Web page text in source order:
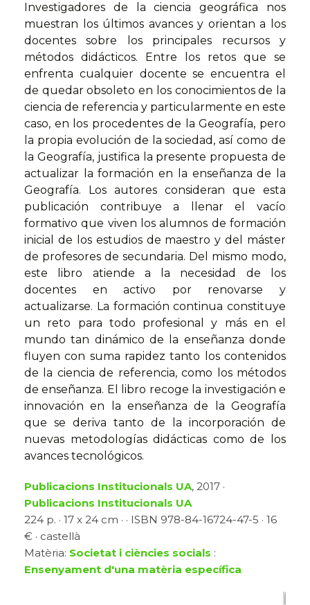
Investigadores de la ciencia geográfica nos
muestran los últimos avances y orientan a los
docentes sobre los principales recursos y
métodos didácticos. Entre los retos que se
enfrenta cualquier docente se encuentra el
de quedar obsoleto en los conocimientos de la
ciencia de referencia y particularmente en este
caso, en los procedentes de la Geografía, pero
la propia evolución de la sociedad, así como de
la Geografía, justifica la presente propuesta de
actualizar la formación en la enseñanza de la
Geografía. Los autores consideran que esta
publicación contribuye a llenar el vacío
formativo que viven los alumnos de formación
inicial de los estudios de maestro y del máster
de profesores de secundaria. Del mismo modo,
este libro atiende a la necesidad de los
docentes en activo por renovarse y
actualizarse. La formación continua constituye
un reto para todo profesional y más en el
mundo tan dinámico de la enseñanza donde
fluyen con suma rapidez tanto los contenidos
de la ciencia de referencia, como los métodos
de enseñanza. El libro recoge la investigación e
innovación en la enseñanza de la Geografía
que se deriva tanto de la incorporación de
nuevas metodologías didácticas como de los
avances tecnológicos.
Publicacions Institucionals UA, 2017 ·
Publicacions Institucionals UA
224 p. · 17 x 24 cm · · ISBN 978-84-16724-47-5 · 16
€ · castellà
Matèria: Societat i ciències socials :
Ensenyament d'una matèria específica